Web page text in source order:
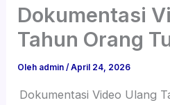
Dokumentasi
Tahun Orang
Oleh admin/April 24, 2026
Dokumentasi Video Ulang